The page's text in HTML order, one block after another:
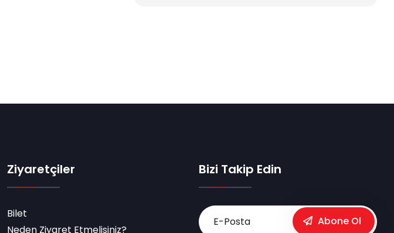
Ziyaretçiler
Bilet
Neden Ziyaret Etmelisiniz?
Bizi Takip Edin
Abone Ol